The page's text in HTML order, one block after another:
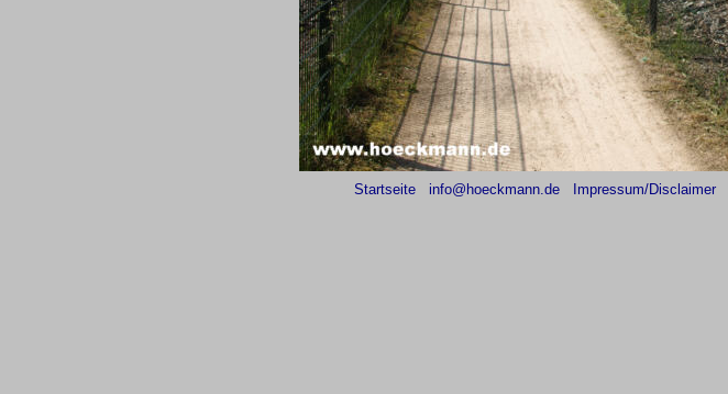
Startseite info@hoeckmann.de Impressum/Disclaimer